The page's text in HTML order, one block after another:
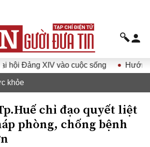
XIV vào cuộc sống Hướng tới
khỏe
chỉ đạo quyết liệt
phòng, chống bệnh